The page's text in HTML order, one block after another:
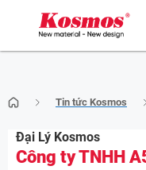
to
content
Tin tức Kosmos
Đại Lý Kosmos
Công ty TNHH